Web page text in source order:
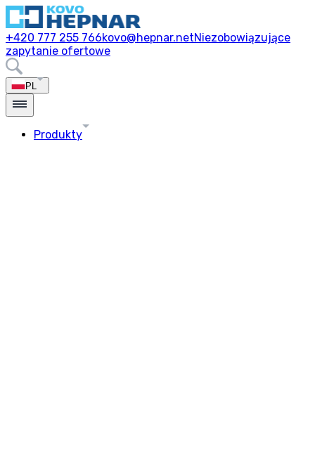
+420 777 255 766kovo@hepnar.netNiezobowiązujące
zapytanie ofertowe
PL
Produkty